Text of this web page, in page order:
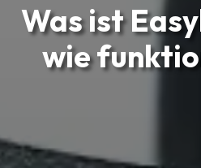
Was ist
wie